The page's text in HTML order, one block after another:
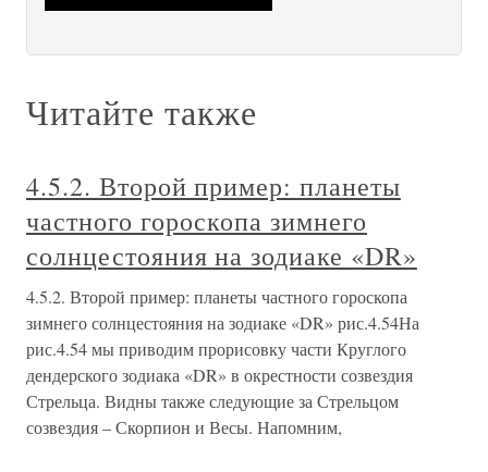
Читайте также
4.5.2. Второй пример: планеты
частного гороскопа зимнего
солнцестояния на зодиаке «DR»
4.5.2. Второй пример: планеты частного гороскопа
зимнего солнцестояния на зодиаке «DR» рис.4.54На
рис.4.54 мы приводим прорисовку части Круглого
дендерского зодиака «DR» в окрестности созвездия
Стрельца. Видны также следующие за Стрельцом
созвездия – Скорпион и Весы. Напомним,